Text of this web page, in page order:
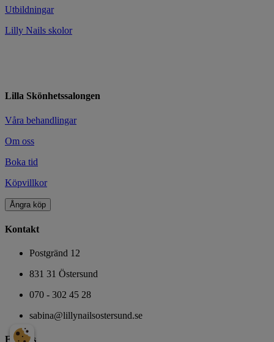
Utbildningar
Lilly Nails skolor
Lilla Skönhetssalongen
Våra behandlingar
Om oss
Boka tid
Köpvillkor
Ångra köp
Kontakt
Postgränd 12
831 31 Östersund
070 - 302 45 28
sabina@lillynailsostersund.se
Följ oss